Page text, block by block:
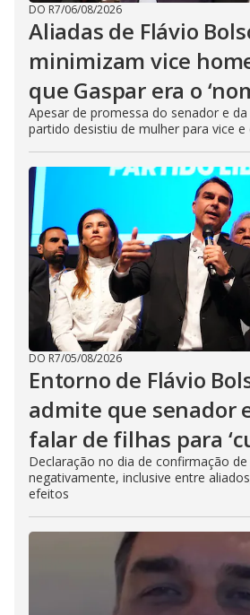
DO R7/06/08/2026
Aliadas de Flávio
minimizam vice
que Gaspar era o
Apesar de promessa do senador e
partido desistiu de mulher para vice
DO R7/05/08/2026
Entorno de Flávio
admite que senador
falar de filhas para
Declaração no dia de confirmação
negativamente, inclusive entre
efeitos